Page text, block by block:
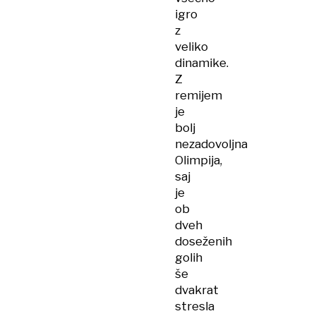
igro
z
veliko
dinamike.
Z
remijem
je
bolj
nezadovoljna
Olimpija,
saj
je
ob
dveh
doseženih
golih
še
dvakrat
stresla